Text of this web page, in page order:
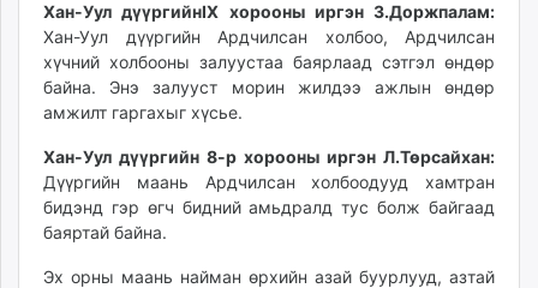
Хан-Уул дүүргийнIX хорооны иргэн З.Доржпалам:
Хан-Уул дүүргийн Ардчилсан холбоо, Ардчилсан
хүчний холбооны залуустаа баярлаад сэтгэл өндөр
байна. Энэ залууст морин жилдээ ажлын өндөр
амжилт гаргахыг хүсье.
Хан-Уул дүүргийн 8-р хорооны иргэн Л.Төрсайхан:
Дүүргийн маань Ардчилсан холбоодууд хамтран
бидэнд гэр өгч бидний амьдралд тус болж байгаад
баяртай байна.
Эх орны маань найман өрхийн азай буурлууд, азтай